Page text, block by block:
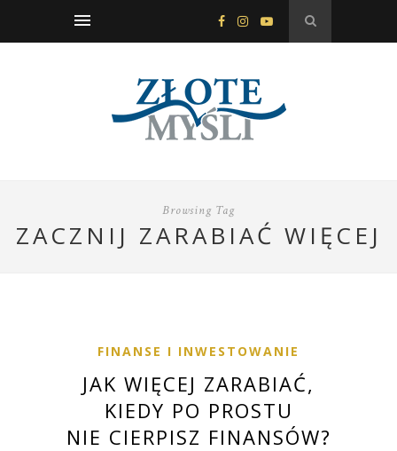
Browsing Tag
ZACZNIJ ZARABIAĆ WIĘCEJ
FINANSE I INWESTOWANIE
JAK WIĘCEJ ZARABIAĆ,
KIEDY PO PROSTU
NIE CIERPISZ FINANSÓW?